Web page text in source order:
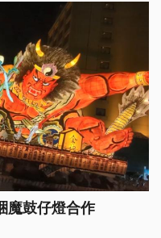
魔鼓仔燈合作